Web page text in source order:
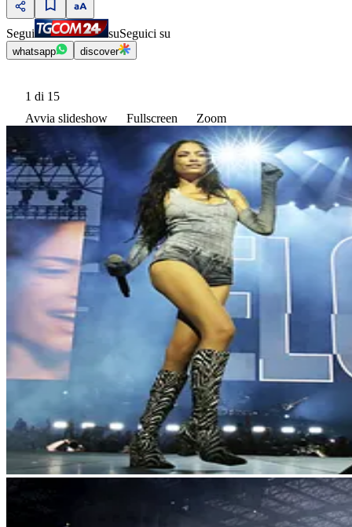
Segui suSeguici su
whatsapp discover
1 di 15
Avvia slideshow
Fullscreen Zoom